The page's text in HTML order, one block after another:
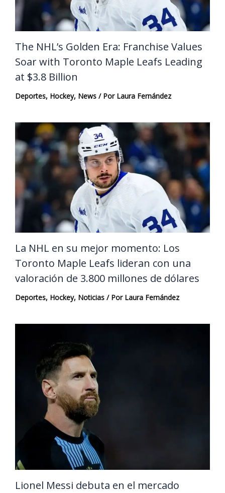
The NHL’s Golden Era: Franchise Values
Soar with Toronto Maple Leafs Leading
at $3.8 Billion
Deportes, Hockey, News / Por Laura Fernández
La NHL en su mejor momento: Los
Toronto Maple Leafs lideran con una
valoración de 3.800 millones de dólares
Deportes, Hockey, Noticias / Por Laura Fernández
Lionel Messi debuta en el mercado